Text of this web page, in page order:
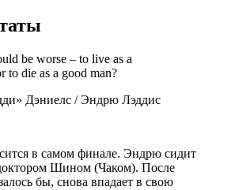
be worse – to live as a
to die as a good man?
Дэниелс / Эндрю Лэддис
в самом финале. Эндрю сидит
Шином (Чаком). После
бы, снова впадает в свою